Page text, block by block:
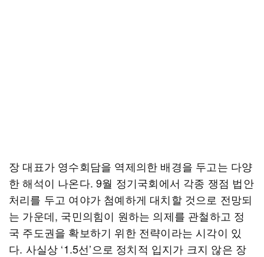
장 대표가 영수회담을 역제의한 배경을 두고는 다양
한 해석이 나온다. 9월 정기국회에서 각종 쟁점 법안
처리를 두고 여야가 첨예하게 대치할 것으로 전망되
는 가운데, 국민의힘이 원하는 의제를 관철하고 정
국 주도권을 확보하기 위한 전략이라는 시각이 있
다. 사실상 ‘1.5선’으로 정치적 입지가 크지 않은 장